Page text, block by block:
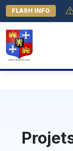
FLASH INFO